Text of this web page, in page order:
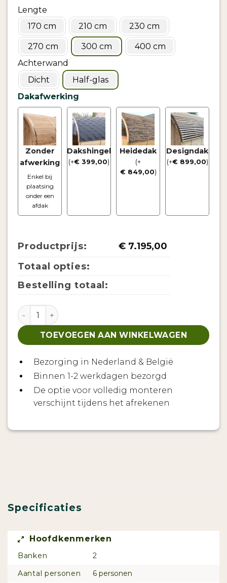
Lengte
170 cm
210 cm 230 cm
270 cm 300 cm
400 cm
Achterwand
Dicht
Half-glas
Dakafwerking
Zonder
afwerking
Enkel bij
plaatsing
onder een
afdak
Dakshingel
(+€ 399,00)
Heidedak
(+
€849,00)
Designdak
(+€899,00)
Productprijs: € 7.195,00
Totaal opties:
Bestelling totaal:
Barrelsauna TR300 - Half glas aantal
TOEVOEGEN AAN WINKELWAGEN
Bezorging in Nederland & België
Binnen 1-2 werkdagen bezorgd
De optie voor volledig monteren
verschijnt tijdens het afrekenen
Specificaties
Hoofdkenmerken
Banken
2
Aantal personen
6 personen